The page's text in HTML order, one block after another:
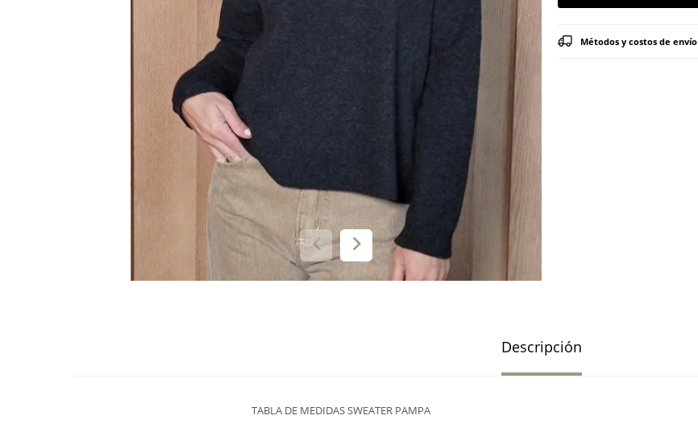
Métodos y costos de envío
Descripción
TABLA DE MEDIDAS SWEATER PAMPA